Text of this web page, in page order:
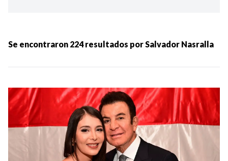
MÁS RECIENTES
MENOS RECIENTES
Periodo:
Se encontraron 224 resultados porSalvador Nasralla